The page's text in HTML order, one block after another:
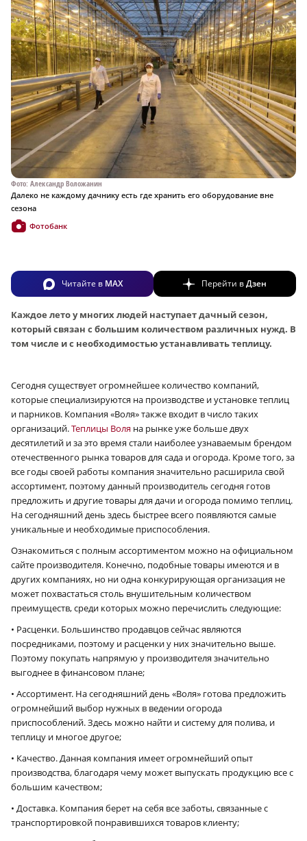
Фото: Александр Воложанин
Далеко не каждому дачнику есть где хранить его оборудование вне
сезона
Фотобанк
Читайте в MAX Перейти вДзен
Каждое лето у многих людей наступает дачный сезон,
который связан с большим количеством различных нужд. В
том числе и с необходимостью устанавливать теплицу.
Сегодня существует огромнейшее количество компаний,
которые специализируются на производстве и установке теплиц
и парников. Компания «Воля» также входит в число таких
организаций.Теплицы Воля на рынке уже больше двух
десятилетий и за это время стали наиболее узнаваемым брендом
отечественного рынка товаров для сада и огорода. Кроме того, за
все годы своей работы компания значительно расширила свой
ассортимент, поэтому данный производитель сегодня готов
предложить и другие товары для дачи и огорода помимо теплиц.
На сегодняшний день здесь быстрее всего появляются самые
уникальные и необходимые приспособления.
Ознакомиться с полным ассортиментом можно на официальном
сайте производителя. Конечно, подобные товары имеются и в
других компаниях, но ни одна конкурирующая организация не
может похвастаться столь внушительным количеством
преимуществ, среди которых можно перечислить следующие:
• Расценки. Большинство продавцов сейчас являются
посредниками, поэтому и расценки у них значительно выше.
Поэтому покупать напрямую у производителя значительно
выгоднее в финансовом плане;
• Ассортимент. На сегодняшний день «Воля» готова предложить
огромнейший выбор нужных в ведении огорода
приспособлений. Здесь можно найти и систему для полива, и
теплицу и многое другое;
• Качество. Данная компания имеет огромнейший опыт
производства, благодаря чему может выпускать продукцию все с
большим качеством;
• Доставка. Компания берет на себя все заботы, связанные с
транспортировкой понравившихся товаров клиенту;